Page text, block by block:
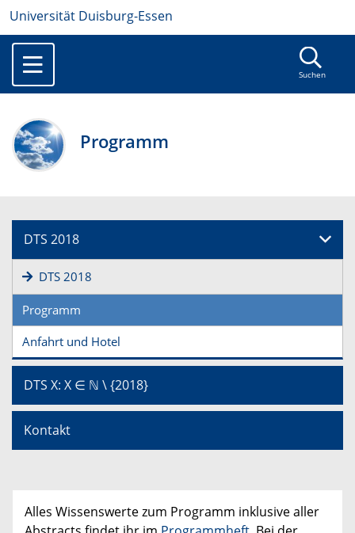
Universität Duisburg-Essen
Suchen
Programm
DTS 2018
DTS 2018
Programm
Anfahrt und Hotel
DTS X: X ∈ ℕ \ {2018}
Kontakt
Alles Wissenswerte zum Programm inklusive aller